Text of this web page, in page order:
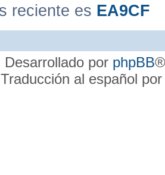
reciente es EA9CF
Desarrollado por phpBB
Traducción al español